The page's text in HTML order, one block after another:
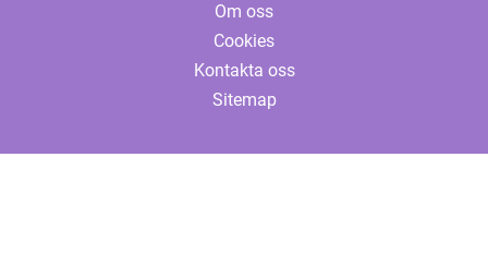
Om oss
Cookies
Kontakta oss
Sitemap